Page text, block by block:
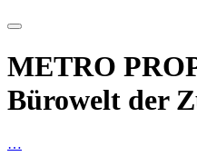
METRO
Bürowelt der
…